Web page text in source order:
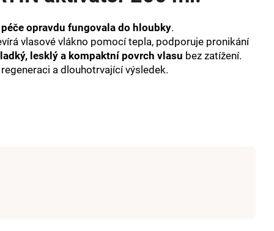
opravdu fungovala do hloubky.
vlasové vlákno pomocí tepla, podporuje pronikání
lesklý a kompaktní povrch vlasu bez zatížení.
a dlouhotrvající výsledek.
Následující